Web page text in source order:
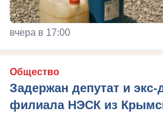
вчера в 17:00
Общество
Задержан депутат и экс-
филиала НЭСК из